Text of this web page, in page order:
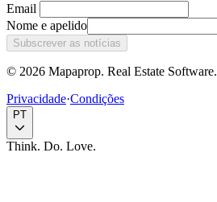
Email
Nome e apelido
Subscrever as notícias
© 2026 Mapaprop. Real Estate Software.
Privacidade·Condições
PT
Think. Do. Love.